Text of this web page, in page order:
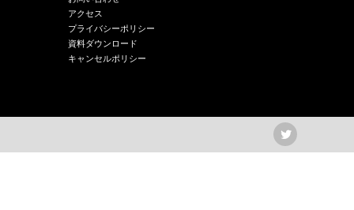
アクセス
プライバシーポリシー
資料ダウンロード
キャンセルポリシー